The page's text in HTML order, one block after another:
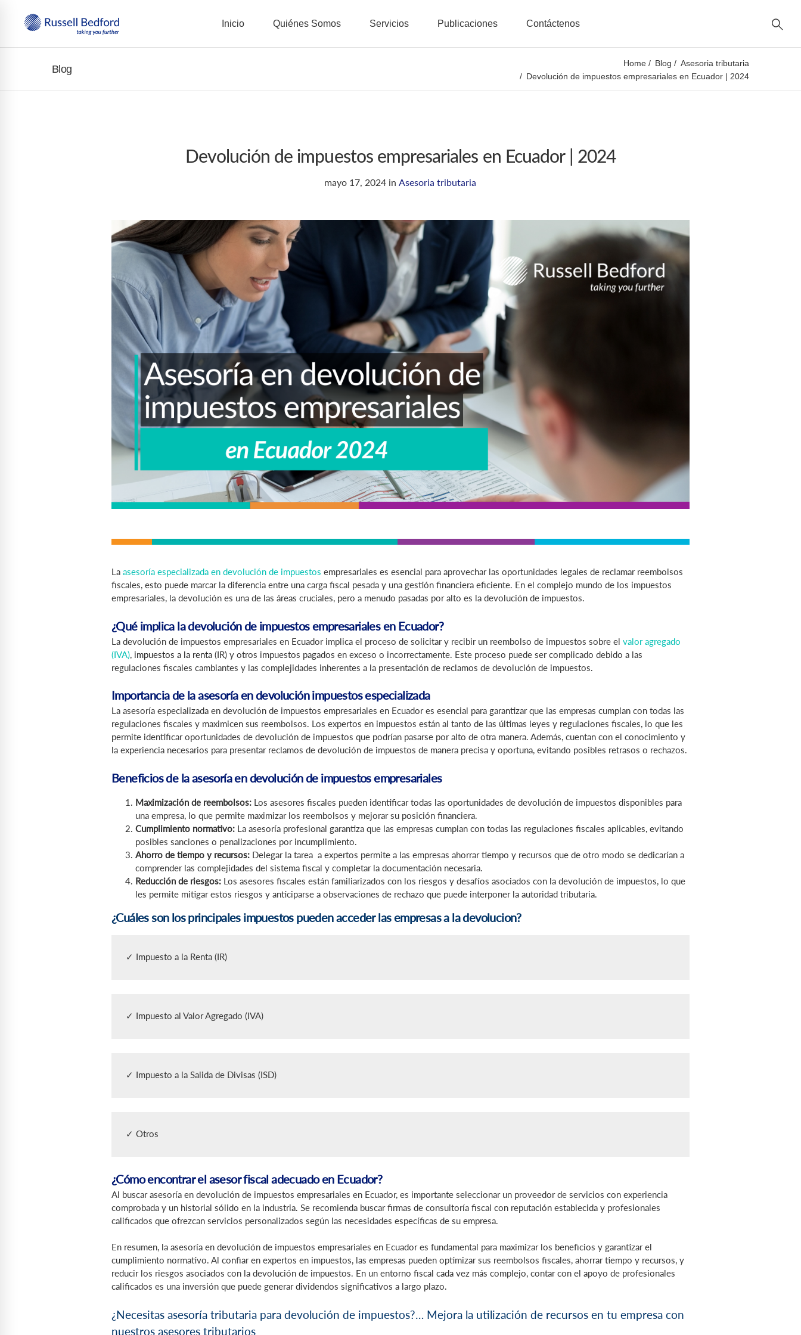
Inicio Quiénes Somos Servicios Publicaciones Contáctenos
Blog Home Blog
Asesoria tributaria
Devolución de impuestos empresariales en Ecuador | 2024
Devolución de impuestos empresariales en Ecuador | 2024
mayo 17, 2024 inAsesoria tributaria
La asesoría especializada en devolución de impuestos empresariales es esencial para aprovechar las oportunidades legales de reclamar reembolsos
fiscales, esto puede marcar la diferencia entre una carga fiscal pesada y una gestión financiera eficiente. En el complejo mundo de los impuestos
empresariales, la devolución es una de las áreas cruciales, pero a menudo pasadas por alto es la devolución de impuestos.
¿Qué implica la devolución de impuestos empresariales en Ecuador?
La devolución de impuestos empresariales en Ecuador implica el proceso de solicitar y recibir un reembolso de impuestos sobre el valor agregado
(IVA), impuestos a la renta (IR) y otros impuestos pagados en exceso o incorrectamente. Este proceso puede ser complicado debido a las
regulaciones fiscales cambiantes y las complejidades inherentes a la presentación de reclamos de devolución de impuestos.
Importancia de la asesoría en devolución impuestos especializada
La asesoría especializada en devolución de impuestos empresariales en Ecuador es esencial para garantizar que las empresas cumplan con todas las
regulaciones fiscales y maximicen sus reembolsos. Los expertos en impuestos están al tanto de las últimas leyes y regulaciones fiscales, lo que les
permite identificar oportunidades de devolución de impuestos que podrían pasarse por alto de otra manera. Además, cuentan con el conocimiento y
la experiencia necesarios para presentar reclamos de devolución de impuestos de manera precisa y oportuna, evitando posibles retrasos o rechazos.
Beneficios de la asesoría en devolución de impuestos empresariales
Maximización de reembolsos: Los asesores fiscales pueden identificar todas las oportunidades de devolución de impuestos disponibles para
una empresa, lo que permite maximizar los reembolsos y mejorar su posición financiera.
Cumplimiento normativo: La asesoría profesional garantiza que las empresas cumplan con todas las regulaciones fiscales aplicables, evitando
posibles sanciones o penalizaciones por incumplimiento.
Ahorro de tiempo y recursos: Delegar la tarea a expertos permite a las empresas ahorrar tiempo y recursos que de otro modo se dedicarían a
comprender las complejidades del sistema fiscal y completar la documentación necesaria.
Reducción de riesgos: Los asesores fiscales están familiarizados con los riesgos y desafíos asociados con la devolución de impuestos, lo que
les permite mitigar estos riesgos y anticiparse a observaciones de rechazo que puede interponer la autoridad tributaria.
¿Cuáles son los principales impuestos pueden acceder las empresas a la devolucion?
✓ Impuesto a la Renta (IR)
✓ Impuesto al Valor Agregado (IVA)
✓ Impuesto a la Salida de Divisas (ISD)
✓ Otros
¿Cómo encontrar el asesor fiscal adecuado en Ecuador?
Al buscar asesoría en devolución de impuestos empresariales en Ecuador, es importante seleccionar un proveedor de servicios con experiencia
comprobada y un historial sólido en la industria. Se recomienda buscar firmas de consultoría fiscal con reputación establecida y profesionales
calificados que ofrezcan servicios personalizados según las necesidades específicas de su empresa.
En resumen, la asesoría en devolución de impuestos empresariales en Ecuador es fundamental para maximizar los beneficios y garantizar el
cumplimiento normativo. Al confiar en expertos en impuestos, las empresas pueden optimizar sus reembolsos fiscales, ahorrar tiempo y recursos, y
reducir los riesgos asociados con la devolución de impuestos. En un entorno fiscal cada vez más complejo, contar con el apoyo de profesionales
calificados es una inversión que puede generar dividendos significativos a largo plazo.
¿Necesitas asesoría tributaria para devolución de impuestos?… Mejora la utilización de recursos en tu empresa con
nuestros asesores tributarios